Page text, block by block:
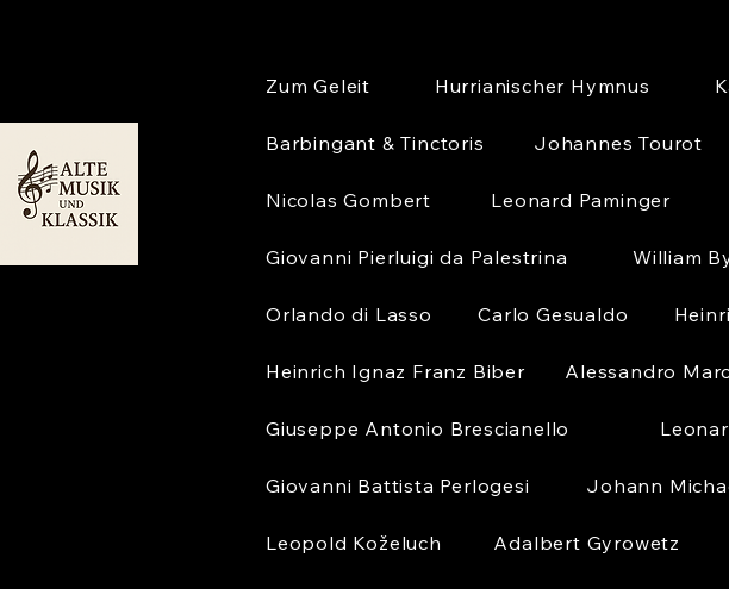
Zum Geleit Hurrianischer Hymnus
Barbingant & Tinctoris Johannes Tourot
Nicolas Gombert Leonard Paminger
Giovanni Pierluigi da Palestrina William
Orlando di Lasso Carlo Gesualdo
Heinrich Ignaz Franz Biber Alessandro
Giuseppe Antonio Brescianello
Giovanni Battista Perlogesi Johann
Leopold Koželuch Adalbert Gyrowetz